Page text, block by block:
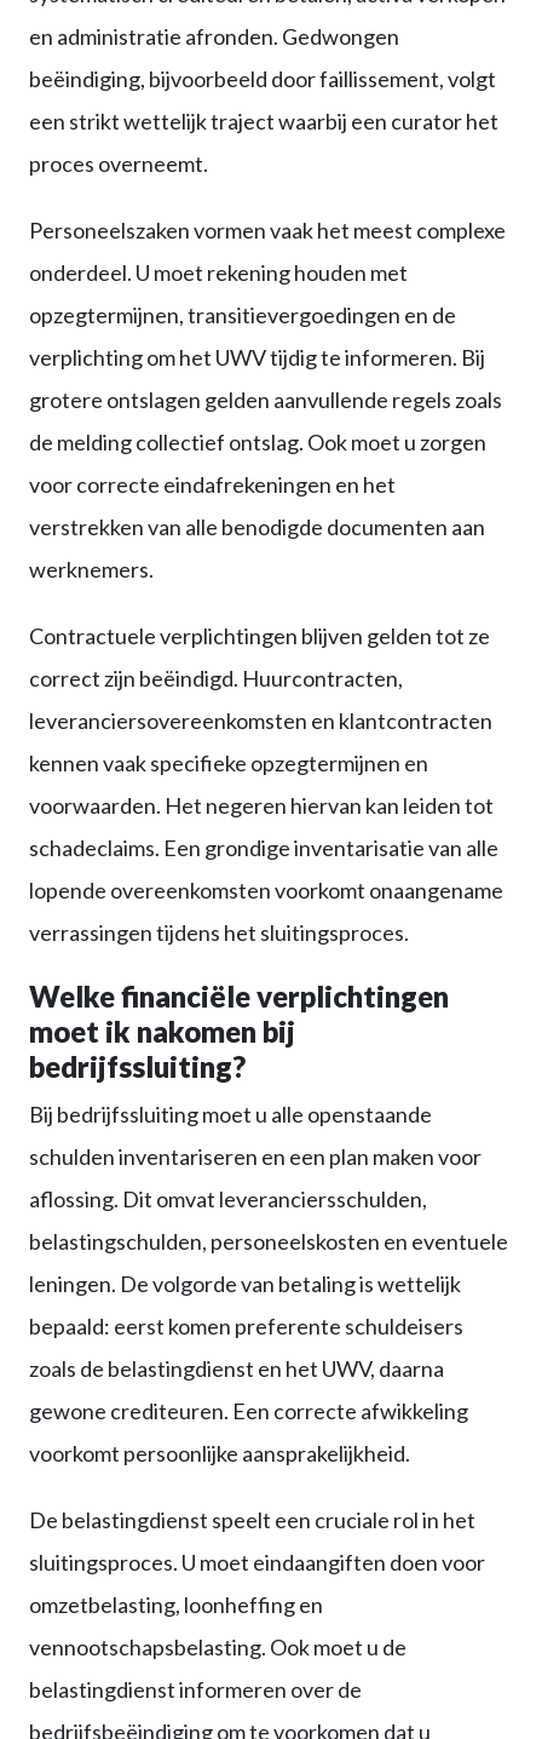
en administratie afronden. Gedwongen
beëindiging, bijvoorbeeld door faillissement, volgt
een strikt wettelijk traject waarbij een curator het
proces overneemt.
Personeelszaken vormen vaak het meest complexe
onderdeel. U moet rekening houden met
opzegtermijnen, transitievergoedingen en de
verplichting om het UWV tijdig te informeren. Bij
grotere ontslagen gelden aanvullende regels zoals
de melding collectief ontslag. Ook moet u zorgen
voor correcte eindafrekeningen en het
verstrekken van alle benodigde documenten aan
werknemers.
Contractuele verplichtingen blijven gelden tot ze
correct zijn beëindigd. Huurcontracten,
leveranciersovereenkomsten en klantcontracten
kennen vaak specifieke opzegtermijnen en
voorwaarden. Het negeren hiervan kan leiden tot
schadeclaims. Een grondige inventarisatie van alle
lopende overeenkomsten voorkomt onaangename
verrassingen tijdens het sluitingsproces.
Welke financiële verplichtingen
moet ik nakomen bij
bedrijfssluiting?
Bij bedrijfssluiting moet u alle openstaande
schulden inventariseren en een plan maken voor
aflossing. Dit omvat leveranciersschulden,
belastingschulden, personeelskosten en eventuele
leningen. De volgorde van betaling is wettelijk
bepaald: eerst komen preferente schuldeisers
zoals de belastingdienst en het UWV, daarna
gewone crediteuren. Een correcte afwikkeling
voorkomt persoonlijke aansprakelijkheid.
De belastingdienst speelt een cruciale rol in het
sluitingsproces. U moet eindaangiften doen voor
omzetbelasting, loonheffing en
vennootschapsbelasting. Ook moet u de
belastingdienst informeren over de
bedrijfsbeëindiging om te voorkomen dat u